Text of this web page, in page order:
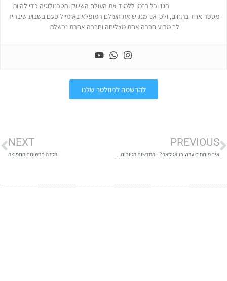
הגז וכל הזמן ללמוד את העולם השיווק והטכנולוגיה כדי להיות
מספר אחד בתחום, ולכן אני מנגיש את העולם המופלא באימייל פעם בשבוע שיבהיר
לך מדוע חברה אחת מצליחה וחברה אחרת נכשלת.
להרשמה לניוזלטר שלנו
PREVIOUS
איך פותחים ערוץ בוואטסאפ? – החדשות הטובות הפיטצ׳ר שובר השוויון שהגיע לישראל
NEXT
הסרה מרשימת התפוצה